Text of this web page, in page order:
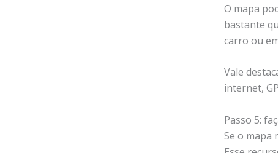
O mapa
bastante
carro ou
Vale
internet,
Passo 5:
Se o mapa